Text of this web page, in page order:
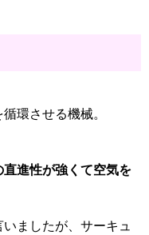
環させる機械。
進性が強くて空気を
ましたが、サーキュ